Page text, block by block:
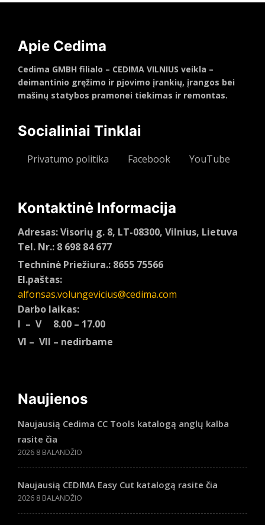
Apie Cedima
Cedima GMBH filialo – CEDIMA VILNIUS veikla –
deimantinio gręžimo ir pjovimo įrankių, įrangos bei
mašinų statybos pramonei tiekimas ir remontas.
Socialiniai Tinklai
Privatumo politika Facebook YouTube
Kontaktinė Informacija
Adresas: Visorių g. 8, LT-08300, Vilnius, Lietuva
Tel. Nr.: 8 698 84 677
Techninė Priežiura.: 8655 75566
El.paštas:
alfonsas.volungevicius@cedima.com
Darbo laikas:
I – V 8.00 – 17.00
VI – VII – nedirbame
Naujienos
Naujausią Cedima CC Tools katalogą anglų kalba
rasite čia
2026 8 BALANDŽIO
Naujausią CEDIMA Easy Cut katalogą rasite čia
2026 8 BALANDŽIO